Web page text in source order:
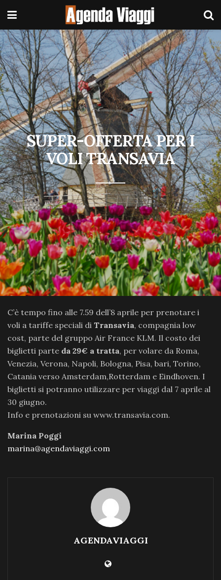
SUPER-OFFERTA PER I
VOLI TRANSAVIA
C’è tempo fino alle 7.59 dell’8 aprile per prenotare i
voli a tariffe speciali di Transavia, compagnia low
cost, parte del gruppo Air France KLM. Il costo dei
biglietti parte da 29€ a tratta, per volare da Roma,
Venezia, Verona, Napoli, Bologna, Pisa, bari, Torino,
Catania verso Amsterdam,Rotterdam e Eindhoven. I
biglietti si potranno utilizzare per viaggi dal 7 aprile al
30 giugno.
Info e prenotazioni su www.transavia.com.
Marina Poggi
marina@agendaviaggi.com
AGENDAVIAGGI